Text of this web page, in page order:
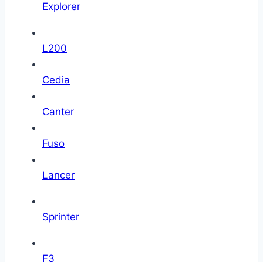
Explorer
L200
Cedia
Canter
Fuso
Lancer
Sprinter
F3